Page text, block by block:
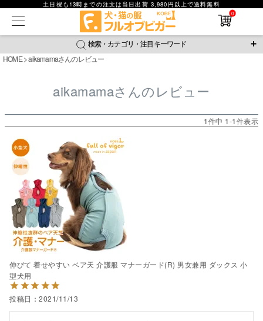
土日祝も13時までの注文は当日出荷 3,980円以上で送料無料
0
検索・カテゴリ・注目キーワード
防蚊 腹巻 撥水レイン ラッシュガード
接触冷感 おそろコーデ 背中開きアイテム
返品・交換について
在庫なし商品を表示しない
商品番号
並び順
価格が安い順
価格が高い順
レビュー数順
HOME aikamamaさんのレビュー
aikamamaさんのレビュー
1件中 1-1件表示
伸びて 着せやすい ベア天 介護服 マナーガード(R) 男女兼用 ダックス 小
型犬用
投稿日 2021/11/13